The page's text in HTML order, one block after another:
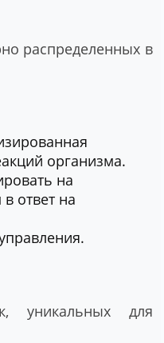
распределенных в
организма.
на
ответ на
уникальных для